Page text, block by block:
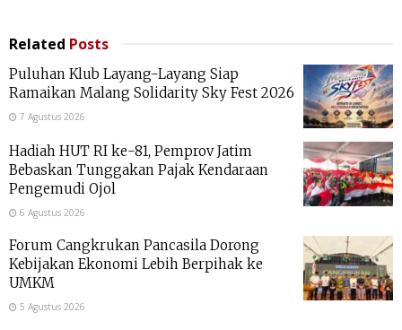
Related Posts
Puluhan Klub Layang-Layang Siap
Ramaikan Malang Solidarity Sky Fest 2026
7 Agustus 2026
Hadiah HUT RI ke-81, Pemprov Jatim
Bebaskan Tunggakan Pajak Kendaraan
Pengemudi Ojol
6 Agustus 2026
Forum Cangkrukan Pancasila Dorong
Kebijakan Ekonomi Lebih Berpihak ke
UMKM
5 Agustus 2026